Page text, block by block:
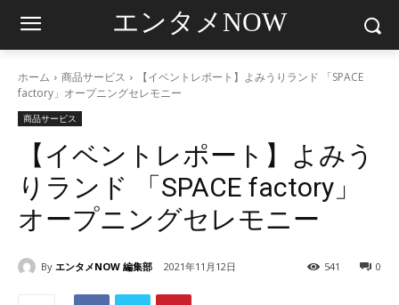
エンタメNOW
ホーム 商品サービス
【イベントレポート】よみうりランド 「SPACE
factory」オープニングセレモニー
商品サービス
【イベントレポート】よみう
りランド 「SPACE factory」
オープニングセレモニー
By エンタメNOW 編集部 2021年11月12日 0
541